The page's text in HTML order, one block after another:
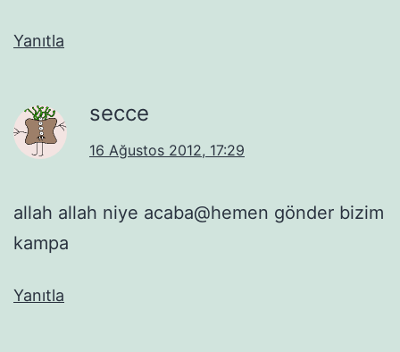
Yanıtla
secce
16 Ağustos 2012, 17:29
allah allah niye acaba@hemen gönder bizim
kampa
Yanıtla